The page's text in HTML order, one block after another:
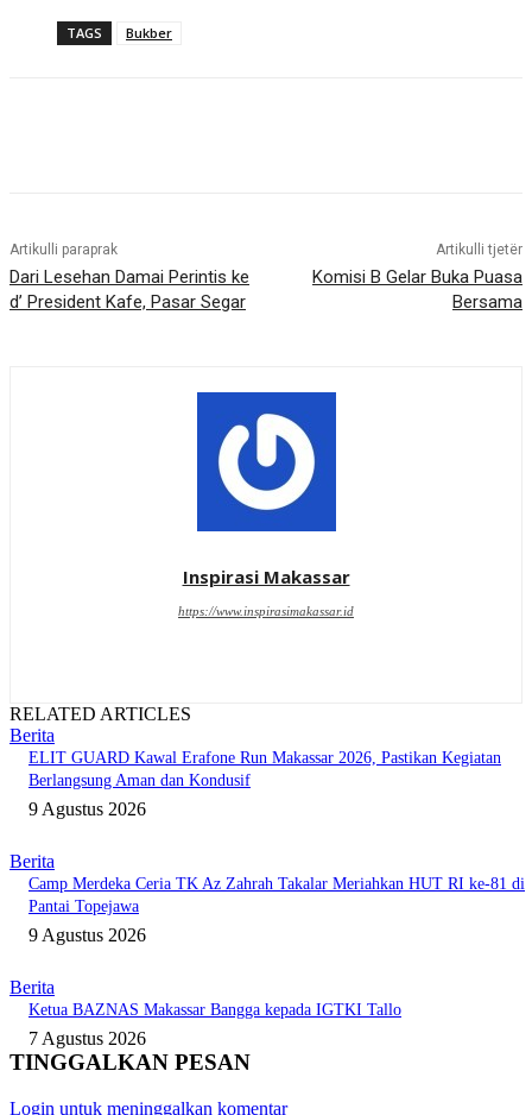
TAGS Bukber
Artikulli paraprak
Dari Lesehan Damai Perintis ke
d’ President Kafe, Pasar Segar
Artikulli tjetër
Komisi B Gelar Buka Puasa
Bersama
Inspirasi Makassar
https://www.inspirasimakassar.id
RELATED ARTICLES
Berita
ELIT GUARD Kawal Erafone Run Makassar 2026, Pastikan Kegiatan
Berlangsung Aman dan Kondusif
9 Agustus 2026
Berita
Camp Merdeka Ceria TK Az Zahrah Takalar Meriahkan HUT RI ke-81 di
Pantai Topejawa
9 Agustus 2026
Berita
Ketua BAZNAS Makassar Bangga kepada IGTKI Tallo
7 Agustus 2026
TINGGALKAN PESAN
Login untuk meninggalkan komentar